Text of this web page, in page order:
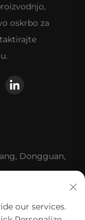
oskrbo za
Dongguan,
our services.